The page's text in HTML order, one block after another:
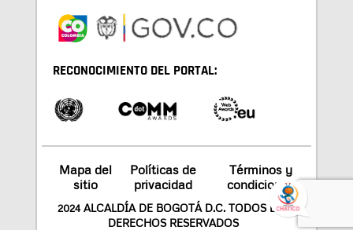
RECONOCIMIENTO DEL PORTAL:
Mapa del
sitio
Políticas de
privacidad
Términos y
condiciones
2024 ALCALDÍA DE BOGOTÁ D.C. TODOS LOS
DERECHOS RESERVADOS